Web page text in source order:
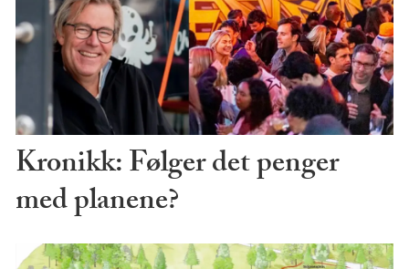
Kronikk: Følger det penger
med planene?